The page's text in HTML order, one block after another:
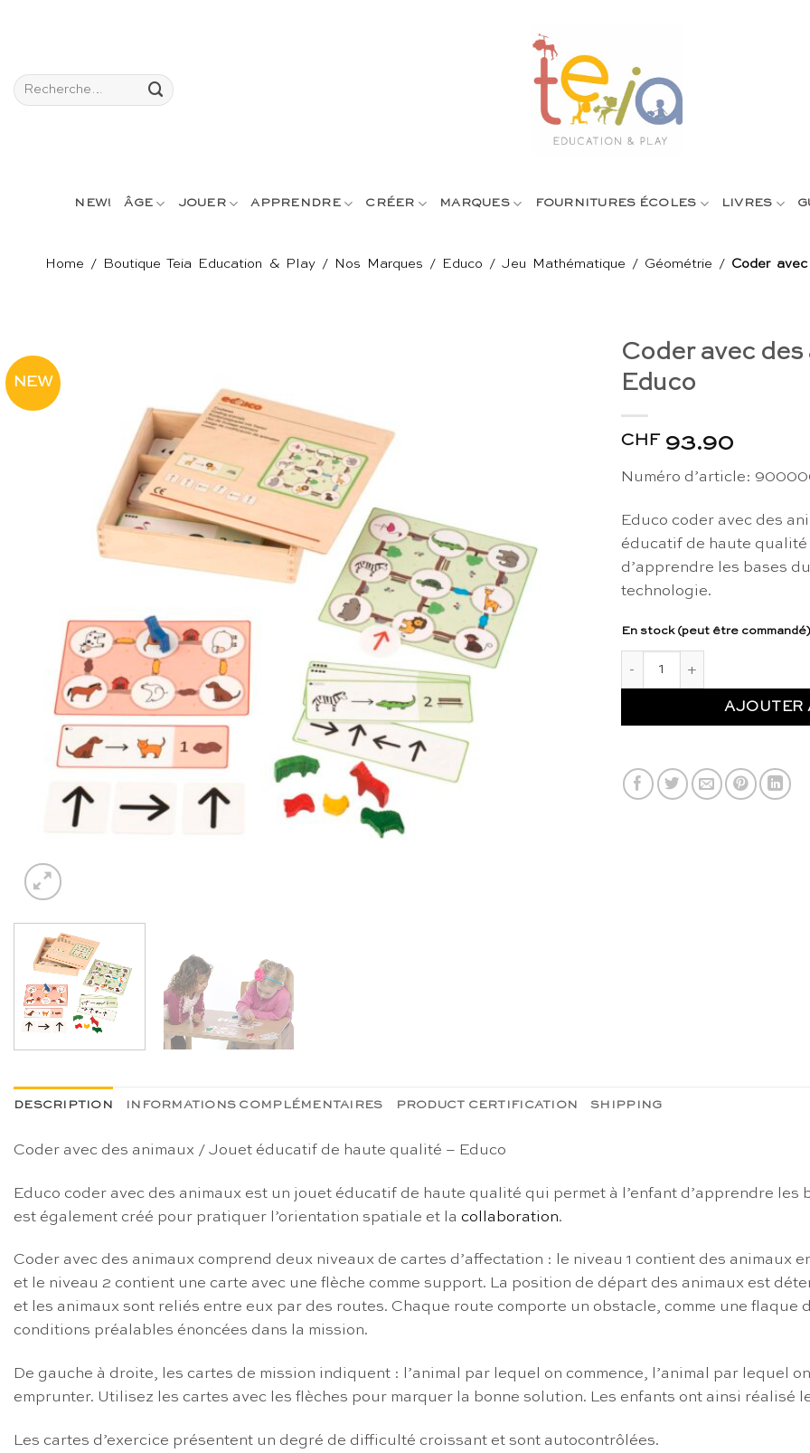
Recherche
pour :
NEW! ÂGE JOUER APPRENDRE CRÉER MARQUES FOURNITURES ÉCOLES LIVRES
Home / Boutique Teia Education & Play / Nos Marques / Educo / Jeu Mathématique / Géométrie / Coder
NEW
Coder avec des
Educo
CHF 93.90
Numéro d’article:
Educo coder avec des
éducatif de haute qualité
d’apprendre les bases
technologie.
En stock (peut être commandé)
AJOUTER
DESCRIPTION INFORMATIONS COMPLÉMENTAIRES PRODUCT CERTIFICATION SHIPPING
Coder avec des animaux / Jouet éducatif de haute qualité – Educo
Educo coder avec des animaux est un jouet éducatif de haute qualité qui permet à l’enfant d’apprendre
est également créé pour pratiquer l’orientation spatiale et la collaboration.
Coder avec des animaux comprend deux niveaux de cartes d’affectation : le niveau 1 contient des animaux
et le niveau 2 contient une carte avec une flèche comme support. La position de départ des animaux est
et les animaux sont reliés entre eux par des routes. Chaque route comporte un obstacle, comme une
conditions préalables énoncées dans la mission.
De gauche à droite, les cartes de mission indiquent : l’animal par lequel on commence, l’animal par lequel
emprunter. Utilisez les cartes avec les flèches pour marquer la bonne solution. Les enfants ont ainsi réalisé
Les cartes d’exercice présentent un degré de difficulté croissant et sont autocontrôlées.